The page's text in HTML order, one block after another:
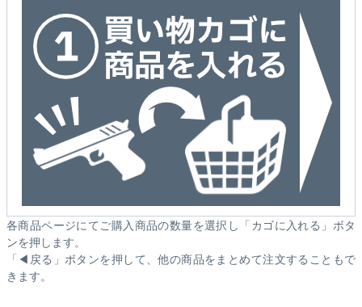
各商品ページにてご購入商品の数量を選択し「カゴに入れる」ボタ
ンを押します。
「◀戻る」ボタンを押して、他の商品をまとめて注文することもで
きます。